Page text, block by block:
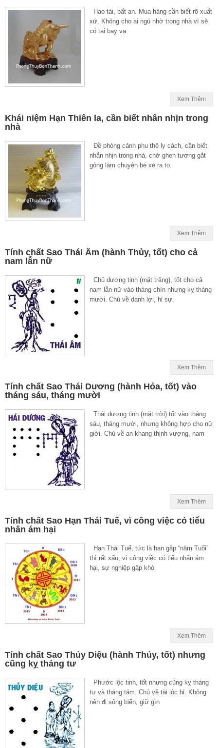
Hao tài, bất an. Mua hàng cần biết rõ xuất
xứ. Không cho ai ngủ nhờ trong nhà vì sẽ
có tai bay vạ
Xem Thêm
Khái niệm Hạn Thiên la, cần biết nhẫn nhịn trong
nhà
Đề phòng cảnh phu thê ly cách, cần biết
nhẫn nhịn trong nhà, chớ ghen tương gắt
gỏng làm chuyện bé xé ra to.
Xem Thêm
Tính chất Sao Thái Âm (hành Thủy, tốt) cho cả
nam lẫn nữ
Chủ dương tinh (mặt trăng), tốt cho cả
nam lẫn nữ vào tháng chín nhưng kỵ tháng
mười. Chủ về danh lợi, hỉ sự.
Xem Thêm
Tính chất Sao Thái Dương (hành Hỏa, tốt) vào
tháng sáu, tháng mười
Thái dương tinh (mặt trời) tốt vào tháng
sáu, tháng mười, nhưng không hợp cho nữ
giới. Chủ về an khang thịnh vượng, nam
Xem Thêm
Tính chất Sao Hạn Thái Tuế, vì công việc có tiểu
nhân ám hại
Hạn Thái Tuế, tức là hạn gặp “năm Tuổi”
thì rất xấu, vì công việc có tiểu nhân ám
hại, sự nghiệp gặp khó
Xem Thêm
Tính chất Sao Thủy Diệu (hành Thủy, tốt) nhưng
cũng kỵ tháng tư
Phước lộc tinh, tốt nhưng cũng kỵ tháng
tư và tháng tám. Chủ về tài lộc hỉ. Không
nên đi sông biển, giữ gìn